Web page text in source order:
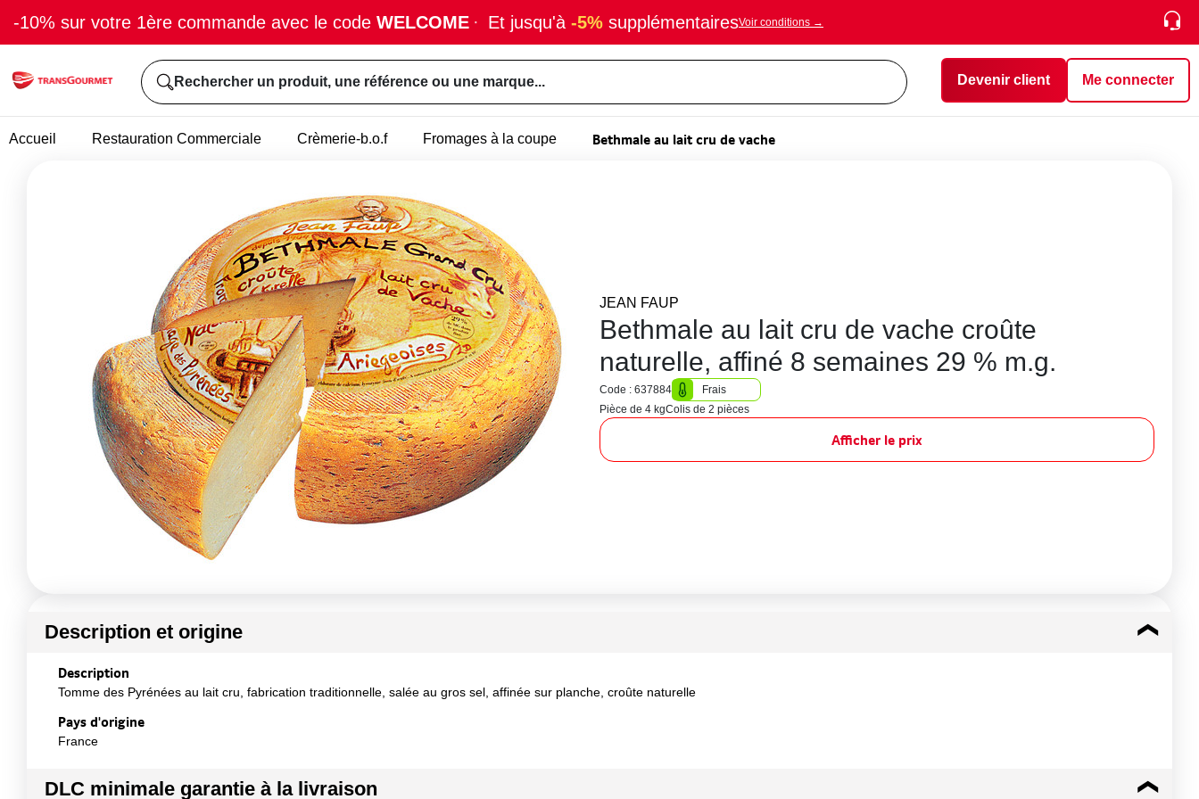
-10% sur votre 1ère commande avec le code WELCOME · Et jusqu'à -5% supplémentairesVoir conditions →
Rechercher un produit, une référence ou une marque... Devenir client Me connecter
Accueil Restauration Commerciale Crèmerie-b.o.f Fromages à la coupe Bethmale au lait cru de vache
JEAN FAUP
Bethmale au lait cru de vache croûte
naturelle, affiné 8 semaines 29 % m.g.
Code : 637884
Frais
Pièce de 4 kgColis de 2 pièces
Afficher le prix
Description et origine
Description
Tomme des Pyrénées au lait cru, fabrication traditionnelle, salée au gros sel, affinée sur planche, croûte naturelle
Pays d'origine
France
DLC minimale garantie à la livraison